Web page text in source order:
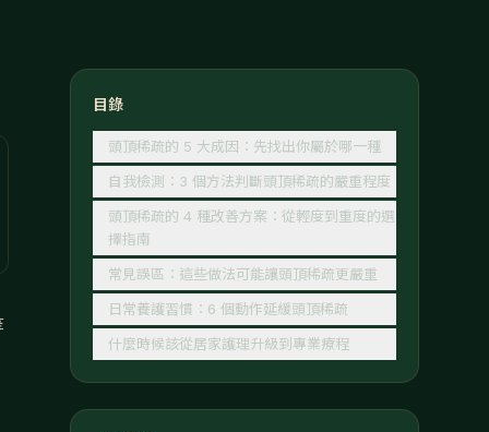
目錄
頭頂稀疏的 5 大成因：先找出你屬於哪一種
自我檢測：3 個方法判斷頭頂稀疏的嚴重程度
頭頂稀疏的 4 種改善方案：從輕度到重度的選
擇指南
常見誤區：這些做法可能讓頭頂稀疏更嚴重
日常養護習慣：6 個動作延緩頭頂稀疏
什麼時候該從居家護理升級到專業療程